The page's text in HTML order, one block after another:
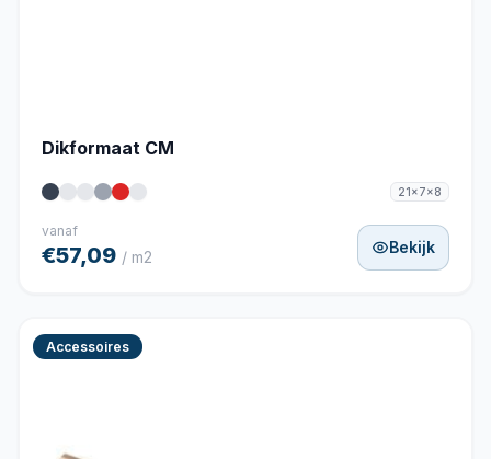
Dikformaat CM
21x7x8
vanaf
€57,09 / m2
Bekijk
Accessoires